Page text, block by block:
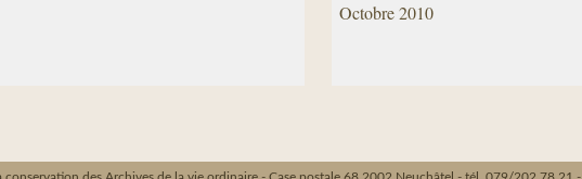
Octobre 2010